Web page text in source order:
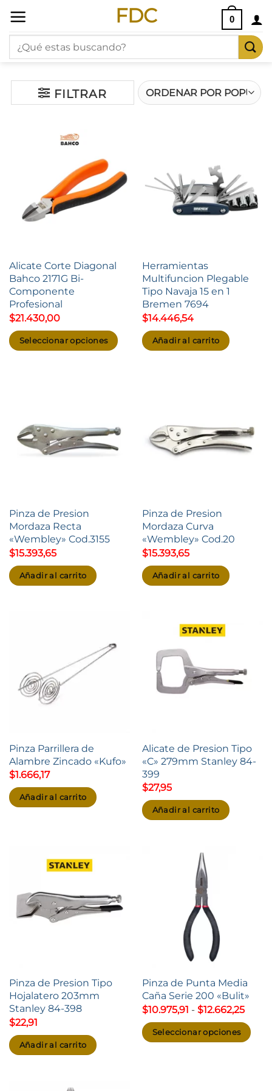
Saltar
contenido
FDC 0
Buscar
por:
FILTRAR
Alicate Corte Diagonal
Bahco 2171G Bi-
Componente
Profesional
$21.430,00
Seleccionar opciones
variantes.
Las
opciones
en
la
página
de
producto
Herramientas
Multifuncion Plegable
Tipo Navaja 15 en 1
Bremen 7694
$14.446,54
Añadir al carrito
Pinza de Presion
Mordaza Recta
«Wembley» Cod.3155
$15.393,65
Añadir al carrito
Pinza de Presion
Mordaza Curva
«Wembley» Cod.20
$15.393,65
Añadir al carrito
Pinza Parrillera de
Alambre Zincado «Kufo»
$1.666,17
Añadir al carrito
Alicate de Presion Tipo
«C» 279mm Stanley 84-
399
$27,95
Añadir al carrito
Pinza de Presion Tipo
Hojalatero 203mm
Stanley 84-398
$22,91
Añadir al carrito
Pinza de Punta Media
Caña Serie 200 «Bulit»
$10.975,91 - $12.662,25
Seleccionar opciones